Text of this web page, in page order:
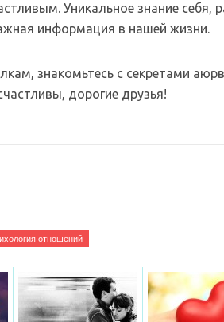
Уникальное знание себя,
информация в нашей жизни.
знакомьтесь с секретами
дорогие друзья!
отношений